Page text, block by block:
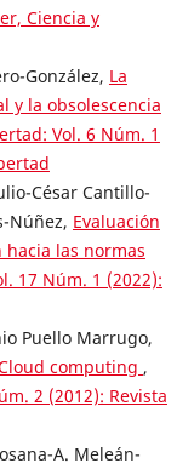
Ciencia y
González, La
y la obsolescencia
Vol. 6 Núm. 1
César Cantillo-
Núñez, Evaluación
las normas
17 Núm. 1 (2022):
Puello Marrugo,
computing ,
2 (2012): Revista
A. Meleán-